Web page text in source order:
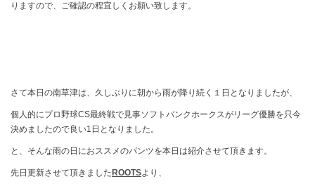
りますので、ご確認の程宜しくお願い致します。
さて本日の南草津は、久しぶりに朝から雨が降り続く１日となりましたが、
個人的にプロ野球CS最終戦で見事ソフトバンクホークスがリーグ優勝を只今
決めましたので良い1日となりました。
と、そんな雨の日におススメのパンツを本日は紹介させて頂きます。
先日更新させて頂きました ROOTSより、